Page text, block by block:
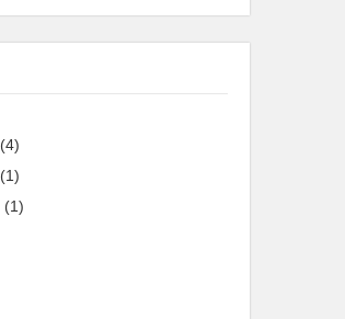
(4)
(1)
(1)